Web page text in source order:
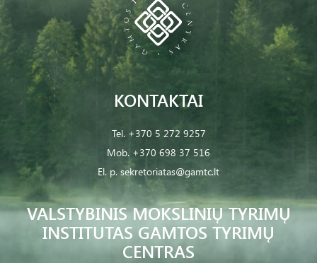
VALSTYBINIS MOKSLINIŲ TYRIMŲ
INSTITUTAS GAMTOS TYRIMŲ
CENTRAS
KONTAKTAI
Tel. +370 5 272 9257
Mob. +370 698 37 516
El. p. sekretoriatas@gamtc.lt